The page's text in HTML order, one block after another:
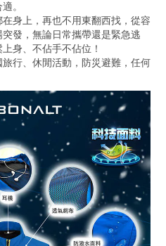
。
在身上，再也不用東翻西找，從容
發，無論日常攜帶還是緊急逃
身、不佔手不佔位！
行、休閒活動，防災避難，任何